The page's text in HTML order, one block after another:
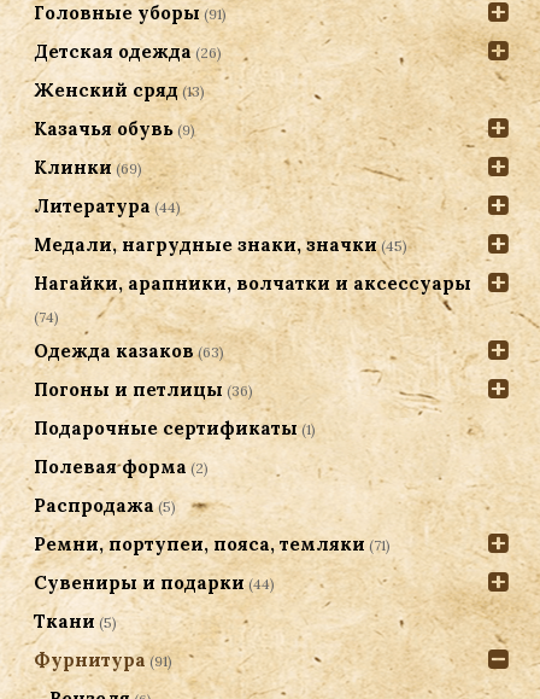
Головные уборы (91)
Детская одежда (26)
Женский сряд (13)
Казачья обувь (9)
Клинки (69)
Литература (44)
Медали, нагрудные знаки, значки (45)
Нагайки, арапники, волчатки и аксессуары
(74)
Одежда казаков (63)
Погоны и петлицы (36)
Подарочные сертификаты (1)
Полевая форма (2)
Распродажа (5)
Ремни, портупеи, пояса, темляки (71)
Сувениры и подарки (44)
Ткани (5)
Фурнитура (91)